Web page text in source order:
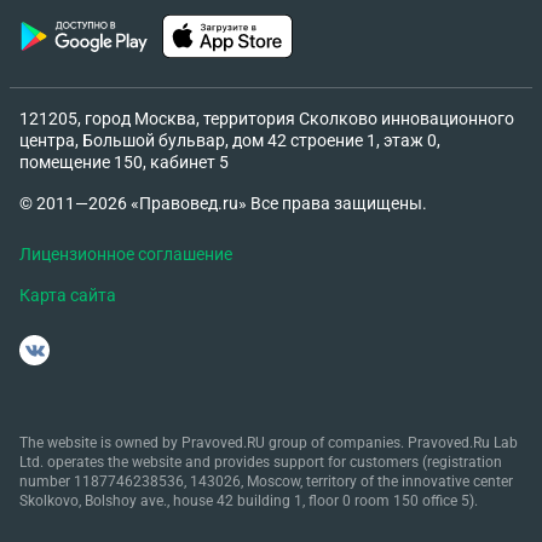
рождении отца в фамилии была ошибка и
нотариус ему отказал в наследстве, но в
определении сделал туже ошибку. . Может ли суд
принять к рассмотрению данные документы или
заявление? Суда еще не было. Может мне
направить в суд Ходатайство в связи с данной
время все обдумать и посоветоваться с
юристами.
121205, город Москва, территория Сколково инновационного
центра, Большой бульвар, дом 42 строение 1, этаж 0,
помещение 150, кабинет 5
© 2011—2026 «Правовед.ru» Все права защищены.
Лицензионное соглашение
Карта сайта
The website is owned by Pravoved.RU group of companies. Pravoved.Ru Lab
Ltd. operates the website and provides support for customers (registration
number 1187746238536, 143026, Moscow, territory of the innovative center
Skolkovo, Bolshoy ave., house 42 building 1, floor 0 room 150 office 5).